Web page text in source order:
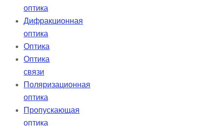
оптика
Дифракционная
оптика
Оптика
Оптика
связи
Поляризационная
оптика
Пропускающая
оптика